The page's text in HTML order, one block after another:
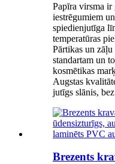
Papīra virsma ir
iestrēgumiem
spiedienjutīga
temperatūras
Pārtikas un
standartam un
kosmētikas
Augstas
jutīgs slānis,
Brezents